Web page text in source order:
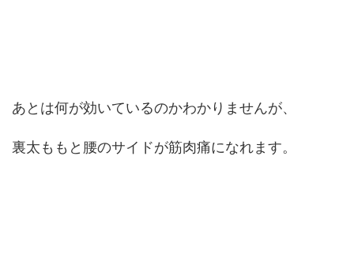
あとは何が効いているのかわかりませんが、
裏太ももと腰のサイドが筋肉痛になれます。